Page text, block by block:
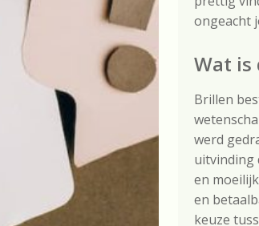
ongeacht
Wat is
Brillen
werd
uitvinding
en
en
keuze